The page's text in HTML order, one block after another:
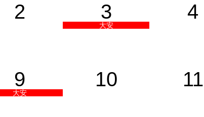
2 3
大安
4
9
大安
10 11